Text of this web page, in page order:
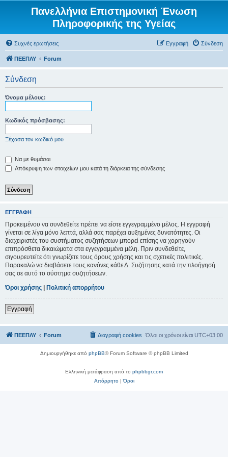
Πανελλήνια Επιστημονική Ένωση
Πληροφορικής της Υγείας
Συχνές ερωτήσεις Σύνδεση
Εγγραφή
ΠΕΕΠΛΥ Forum
Σύνδεση
Όνομα μέλους:
Κωδικός πρόσβασης:
Ξέχασα τον κωδικό μου
Να με θυμάσαι
Απόκρυψη των στοιχείων μου κατά τη διάρκεια της σύνδεσης
ΕΓΓΡΑΦΉ
Προκειμένου να συνδεθείτε πρέπει να είστε εγγεγραμμένο μέλος. Η εγγραφή
γίνεται σε λίγα μόνο λεπτά, αλλά σας παρέχει αυξημένες δυνατότητες. Οι
διαχειριστές του συστήματος συζητήσεων μπορεί επίσης να χορηγούν
επιπρόσθετα δικαιώματα στα εγγεγραμμένα μέλη. Πριν συνδεθείτε,
σιγουρευτείτε ότι γνωρίζετε τους όρους χρήσης και τις σχετικές πολιτικές.
Παρακαλώ να διαβάσετε τους κανόνες κάθε Δ. Συζήτησης κατά την πλοήγησή
σας σε αυτό το σύστημα συζητήσεων.
Όροι χρήσης | Πολιτική απορρήτου
Εγγραφή
ΠΕΕΠΛΥ Forum Όλοι οι χρόνοι είναι UTC+03:00
Διαγραφή cookies
Δημιουργήθηκε από phpBB® Forum Software © phpBB Limited
Ελληνική μετάφραση από το phpbbgr.com
Απόρρητο|Όροι